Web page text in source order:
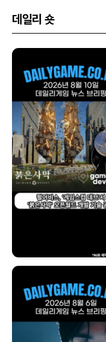
데일리 숏